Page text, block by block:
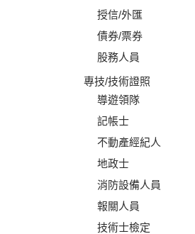
授信/外匯
債券/票券
股務人員
專技/技術證照
導遊領隊
記帳士
不動產經紀人
地政士
消防設備人員
報關人員
技術士檢定